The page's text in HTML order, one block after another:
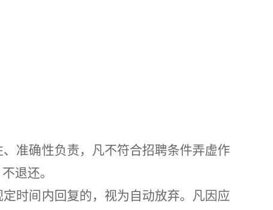
、准确性负责，凡不符合招聘条件弄虚作
退还。
时间内回复的，视为自动放弃。凡因应